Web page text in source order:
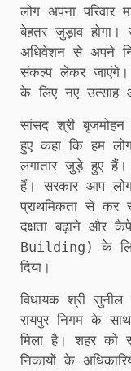
लोग अपना
बेहतर जुड़ाव
अधिवेशन से अपने
संकल्प लेकर जाएंगे।
के लिए नए उत्साह
सांसद श्री
हुए कहा कि हम लोग
लगातार जुड़े हुए
हैं। सरकार आप
प्राथमिकता से कर
दक्षता बढ़ाने और
Building) के लिए
दिया।
विधायक श्री
रायपुर निगम के
मिला है। शहर को
निकायों के